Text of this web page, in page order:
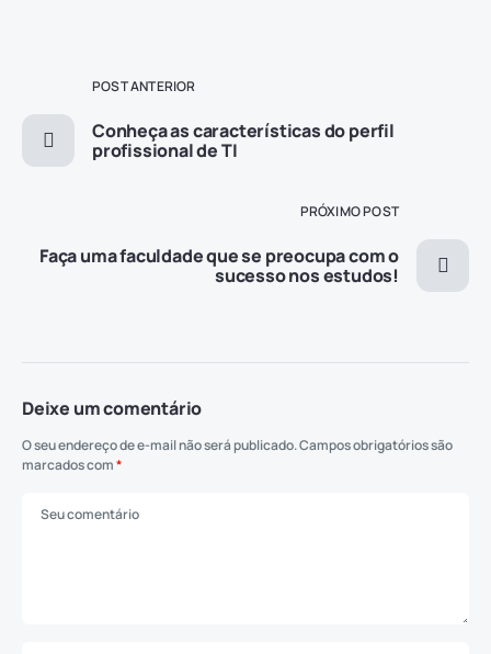
POST ANTERIOR
Conheça as características do perfil
profissional de TI
PRÓXIMO POST
Faça uma faculdade que se preocupa com o
sucesso nos estudos!
Deixe um comentário
O seu endereço de e-mail não será publicado.Campos obrigatórios são
marcados com*